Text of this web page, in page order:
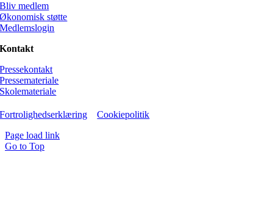
Bliv medlem
Økonomisk støtte
Medlemslogin
Kontakt
Pressekontakt
Pressemateriale
Skolemateriale
Fortrolighedserklæring
Cookiepolitik
Page load link
Go to Top